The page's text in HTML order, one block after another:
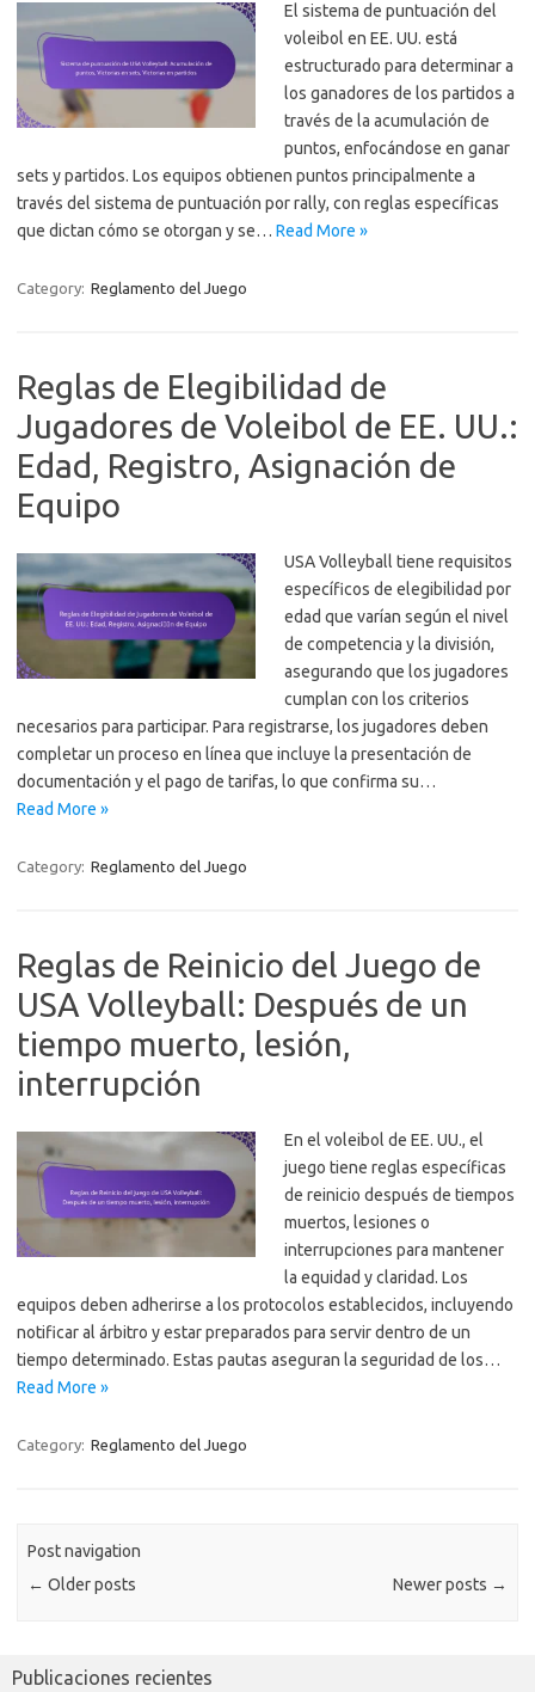
El sistema de puntuación del
voleibol en EE. UU. está
estructurado para determinar a
los ganadores de los partidos a
través de la acumulación de
puntos, enfocándose en ganar
sets y partidos. Los equipos obtienen puntos principalmente a
través del sistema de puntuación por rally, con reglas específicas
que dictan cómo se otorgan y se… Read More »
Category: Reglamento del Juego
Reglas de Elegibilidad de
Jugadores de Voleibol de EE. UU.:
Edad, Registro, Asignación de
Equipo
USA Volleyball tiene requisitos
específicos de elegibilidad por
edad que varían según el nivel
de competencia y la división,
asegurando que los jugadores
cumplan con los criterios
necesarios para participar. Para registrarse, los jugadores deben
completar un proceso en línea que incluye la presentación de
documentación y el pago de tarifas, lo que confirma su…
Read More »
Category: Reglamento del Juego
Reglas de Reinicio del Juego de
USA Volleyball: Después de un
tiempo muerto, lesión,
interrupción
En el voleibol de EE. UU., el
juego tiene reglas específicas
de reinicio después de tiempos
muertos, lesiones o
interrupciones para mantener
la equidad y claridad. Los
equipos deben adherirse a los protocolos establecidos, incluyendo
notificar al árbitro y estar preparados para servir dentro de un
tiempo determinado. Estas pautas aseguran la seguridad de los…
Read More »
Category: Reglamento del Juego
Post navigation
← Older posts Newer posts →
Publicaciones recientes